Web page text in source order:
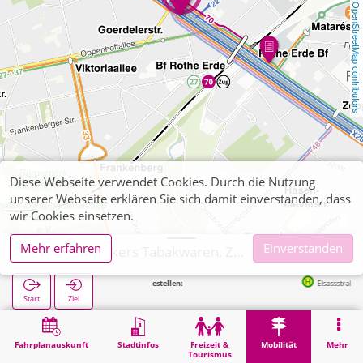
OpenStreetMap contributors
Fahrplanauskunft Stadtinfos
Freizeit &
Tourismus
Mobilität Mehr
Start Ziel
Nächste Haltestellen: Elsassstraße in 38m
Mobilität Aachen, Beckers Tabakwaren, Zeitschriften
Diese Webseite verwendet Cookies. Durch die Nutzung
unserer Webseite erklären Sie sich damit einverstanden, dass
wir Cookies einsetzen.
Mehr erfahren
Einverstanden